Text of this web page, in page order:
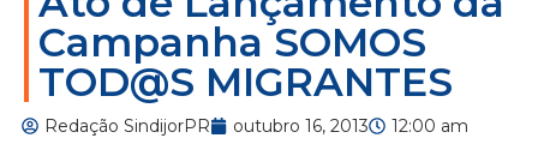
Campanha SOMOS
TOD@S MIGRANTES
Redação SindijorPR outubro 16, 2013 12:00 am